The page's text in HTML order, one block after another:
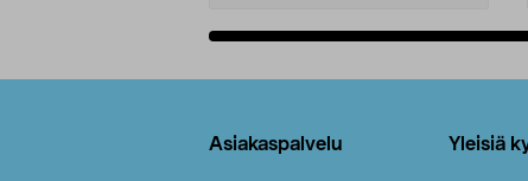
Asiakaspalvelu Yleisiä